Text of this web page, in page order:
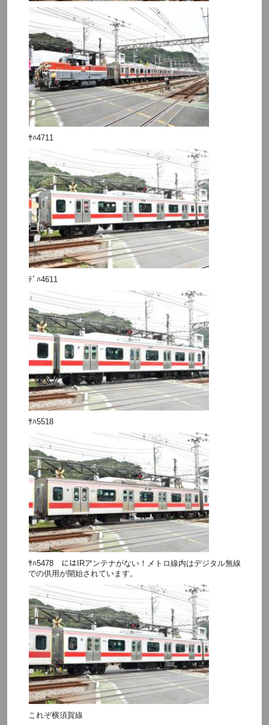
ｻﾊ4711
ﾃﾞﾊ4611
ｻﾊ5518
ｻﾊ5478 にはIRアンテナがない！メトロ線内はデジタル無線
での供用が開始されています。
これぞ横須賀線